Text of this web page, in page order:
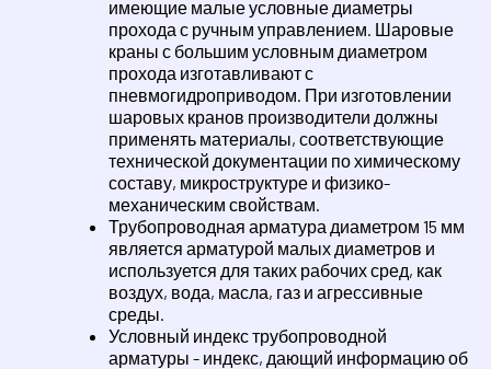
имеющие малые условные диаметры
прохода с ручным управлением. Шаровые
краны с большим условным диаметром
прохода изготавливают с
пневмогидроприводом. При изготовлении
шаровых кранов производители должны
применять материалы, соответствующие
технической документации по химическому
составу, микроструктуре и физико-
механическим свойствам.
Трубопроводная арматура диаметром 15 мм
является арматурой малых диаметров и
используется для таких рабочих сред, как
воздух, вода, масла, газ и агрессивные
среды.
Условный индекс трубопроводной
арматуры - индекс, дающий информацию об